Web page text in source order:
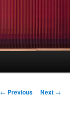
Post
← Previous Next →